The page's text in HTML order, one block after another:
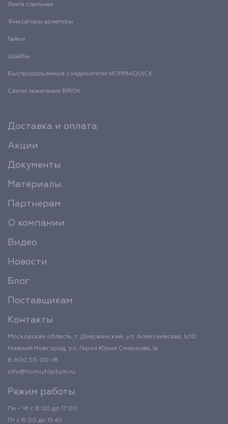
Лента стальная
Фиксаторы арматуры
Гайки
Шайбы
Быстроразъемные соединители NORMAQUICK
Свечи зажигания BRISK
Доставка и оплата
Акции
Документы
Материалы
Партнерам
О компании
Видео
Новости
Блог
Поставщикам
Контакты
Московская область, г. Дзержинский, ул. Алексеевская, 1с10
Нижний Новгород, ул. Героя Юрия Смирнова, 1а
8 800 511-00-18
info@homutoptom.ru
Режим работы
Пн - Чт с 8:00 до 17:00
Пт с 8:00 до 15:45